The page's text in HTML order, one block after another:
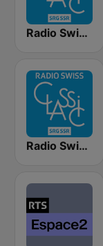
Radio Swiss Classic DE
Radio Swiss Classic IT